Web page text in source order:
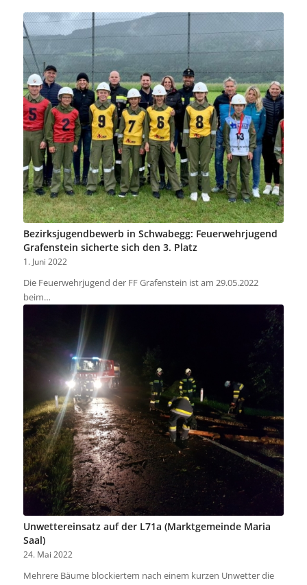
Bezirksjugendbewerb in Schwabegg: Feuerwehrjugend
Grafenstein sicherte sich den 3. Platz
1. Juni 2022
Die Feuerwehrjugend der FF Grafenstein ist am 29.05.2022
beim…
Unwettereinsatz auf der L71a (Marktgemeinde Maria
Saal)
24. Mai 2022
Mehrere Bäume blockiertem nach einem kurzen Unwetter die